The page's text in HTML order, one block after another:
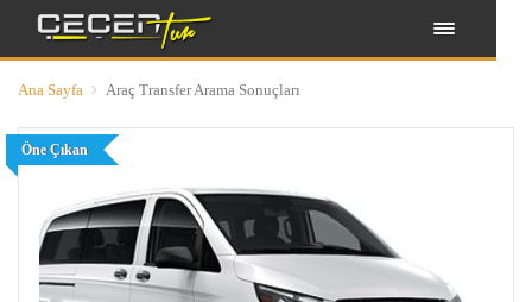
Ana Sayfa Araç Transfer Arama Sonuçları
Öne Çıkan